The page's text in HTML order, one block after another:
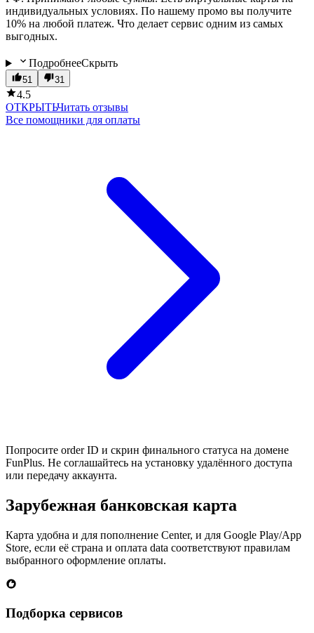
индивидуальных условиях. По нашему промо вы получите
10% на любой платеж. Что делает сервис одним из самых
выгодных.
ПодробнееСкрыть
51 31
4.5
ОТКРЫТЬЧитать отзывы
Все помощники для оплаты
Попросите order ID и скрин финального статуса на домене
FunPlus. Не соглашайтесь на установку удалённого доступа
или передачу аккаунта.
Зарубежная банковская карта
Карта удобна и для пополнение Center, и для Google Play/App
Store, если её страна и оплата data соответствуют правилам
выбранного оформление оплаты.
Подборка сервисов